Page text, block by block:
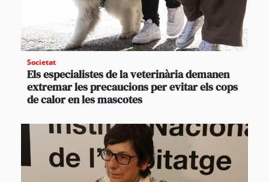
Societat
Els especialistes de la veterinària demanen
extremar les precaucions per evitar els cops
de calor en les mascotes